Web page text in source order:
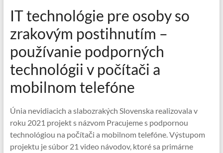
IT technológie pre osoby so
zrakovým postihnutím –
používanie podporných
technológii v počítači a
mobilnom telefóne
Únia nevidiacich a slabozrakých Slovenska realizovala v
roku 2021 projekt s názvom Pracujeme s podpornou
technológiou na počítači a mobilnom telefóne. Výstupom
projektu je súbor 21 video návodov, ktoré sa primárne